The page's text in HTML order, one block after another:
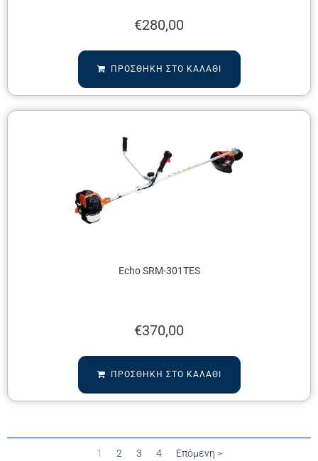
€280,00
ΠΡΟΣΘΉΚΗ ΣΤΟ ΚΑΛΆΘΙ
Echo SRM-301TES
€370,00
ΠΡΟΣΘΉΚΗ ΣΤΟ ΚΑΛΆΘΙ
1 2 3 4 Επόμενη >